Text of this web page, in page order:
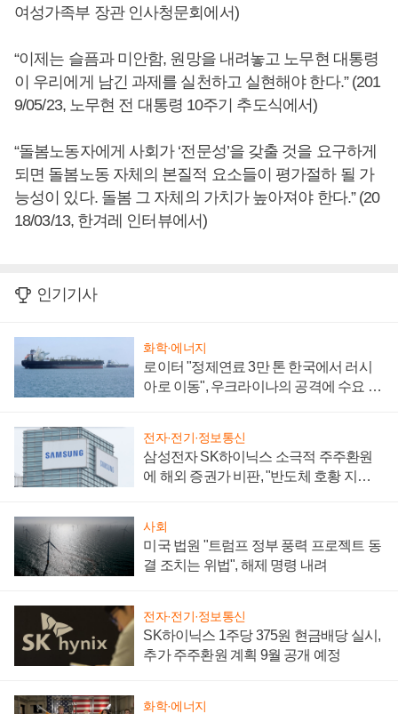
여성가족부 장관 인사청문회에서)
“이제는 슬픔과 미안함, 원망을 내려놓고 노무현 대통령
이 우리에게 남긴 과제를 실천하고 실현해야 한다.” (201
9/05/23, 노무현 전 대통령 10주기 추도식에서)
“돌봄노동자에게 사회가 ‘전문성’을 갖출 것을 요구하게
되면 돌봄노동 자체의 본질적 요소들이 평가절하 될 가
능성이 있다. 돌봄 그 자체의 가치가 높아져야 한다.” (20
18/03/13, 한겨레 인터뷰에서)
인기기사
화학·에너지
로이터 "정제연료 3만 톤 한국에서 러시
아로 이동", 우크라이나의 공격에 수요 늘
전자·전기·정보통신
삼성전자 SK하이닉스 소극적 주주환원
에 해외 증권가 비판, "반도체 호황 지속
사회
미국 법원 "트럼프 정부 풍력 프로젝트 동
결 조치는 위법", 해제 명령 내려
전자·전기·정보통신
SK하이닉스 1주당 375원 현금배당 실시,
추가 주주환원 계획 9월 공개 예정
화학·에너지